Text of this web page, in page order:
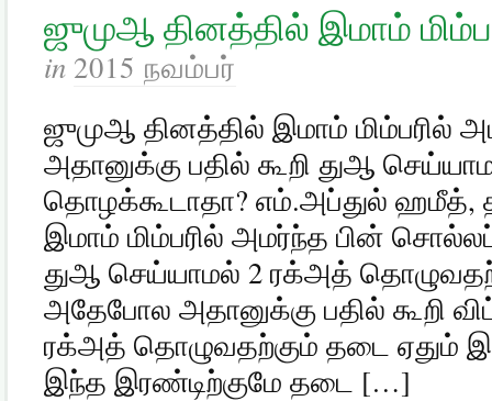
ஜுமுஆ தினத்தில் இமாம்
in 2015 நவம்பர்
ஜுமுஆ தினத்தில் இமாம் மிம்பரில்
அதானுக்கு பதில் கூறி துஆ
தொழக்கூடாதா? எம்.அப்துல் ஹமீத்,
இமாம் மிம்பரில் அமர்ந்த பின்
துஆ செய்யாமல் 2 ரக்அத்
அதேபோல அதானுக்கு பதில் கூறி
ரக்அத் தொழுவதற்கும் தடை ஏதும்
இந்த இரண்டிற்குமே தடை […]